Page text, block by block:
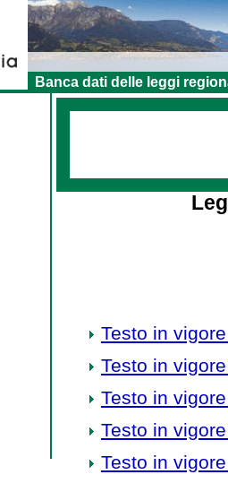
Banca dati delle leggi
Testo in
Testo in
Testo in
Testo in
Testo in